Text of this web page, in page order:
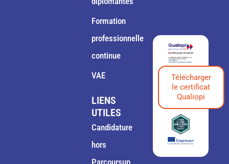
Formation
professionnelle
continue
VAE
LIENS
UTILES
Candidature
hors
Télécharger
le certificat
Qualiopi